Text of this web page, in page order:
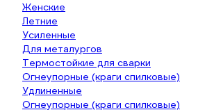
Женские
Летние
Усиленные
Для металургов
Термостойкие для сварки
Огнеупорные (краги спилковые)
Удлиненные
Огнеупорные (краги спилковые)